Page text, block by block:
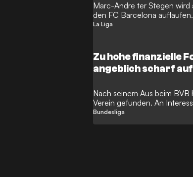
Marc-Andre ter Stegen
den FC Barcelona
Verletzungspech verfolgte
La Liga
Zu hohe finanzielle
angeblich scharf
Nach seinem Aus beim
Verein gefunden. An
mangeln.
Bundesliga